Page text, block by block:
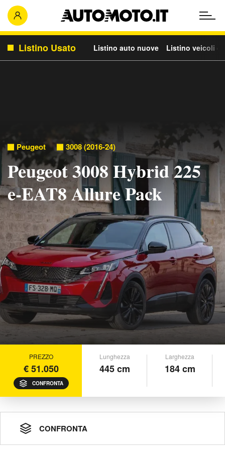
Listino Usato Listino auto nuove Listino veicoli
Peugeot 3008 (2016-24)
Peugeot 3008 Hybrid 225
e-EAT8 Allure Pack
PREZZO
€ 51.050
CONFRONTA
Lunghezza
445 cm
Larghezza
184 cm
CONFRONTA